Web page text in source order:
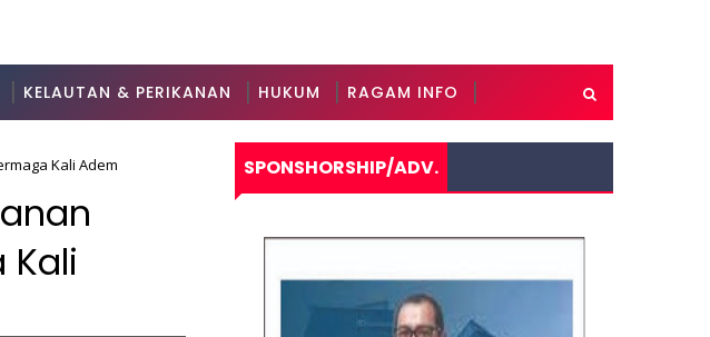
KELAUTAN & PERIKANAN HUKUM RAGAM INFO
Kali Adem
Kali
SPONSHORSHIP/ADV.